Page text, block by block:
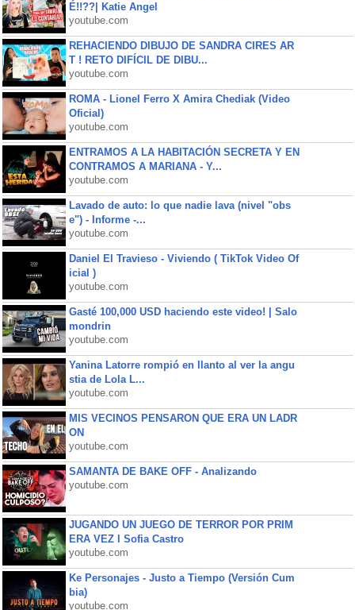
É!!??| Katie Angel
youtube.com
REHACIENDO DIBUJO DE SANDRA CIRES AR
T ! RETO DIFÍCIL DE DIBU...
youtube.com
ROMA - Lionel Ferro X Amira Chediak (Video
Oficial)
youtube.com
ENTRAMOS A LA HABITACIÓN SECRETA Y EN
CONTRAMOS A MARIANA - Y...
youtube.com
Lavado de auto: lo que nadie lava (nivel "obs
e") - Informe -...
youtube.com
Daniel El Travieso - Viviendo ( TikTok Video Of
icial )
youtube.com
Gasté 100,000 USD haciendo este video! | Salo
mondrin
youtube.com
Yanina Latorre rompió en llanto al ver la angu
stia de Lola L...
youtube.com
MIS VECINOS PENSARON QUE ERA UN LADR
ON
youtube.com
SAMANTA DE BAKE OFF - Analizando
youtube.com
JUGANDO UN JUEGO DE TERROR POR PRIM
ERA VEZ l Sofia Castro
youtube.com
Ke Personajes - Justo a Tiempo (Versión Cum
bia)
youtube.com